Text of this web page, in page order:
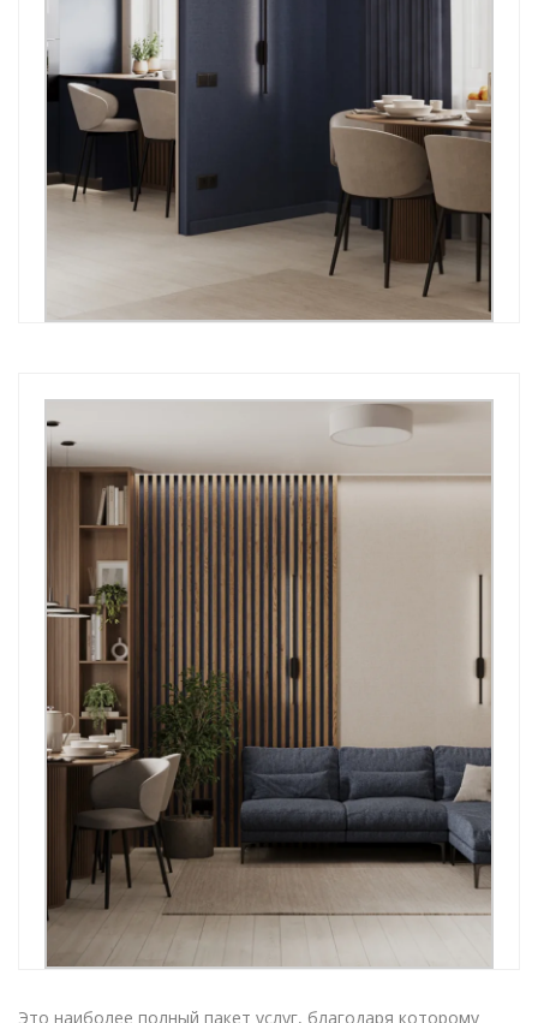
Это наиболее полный пакет услуг, благодаря которому